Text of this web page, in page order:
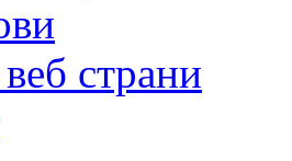
страни